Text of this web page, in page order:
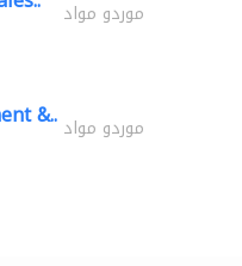
موردو مواد
&.. موردو مواد